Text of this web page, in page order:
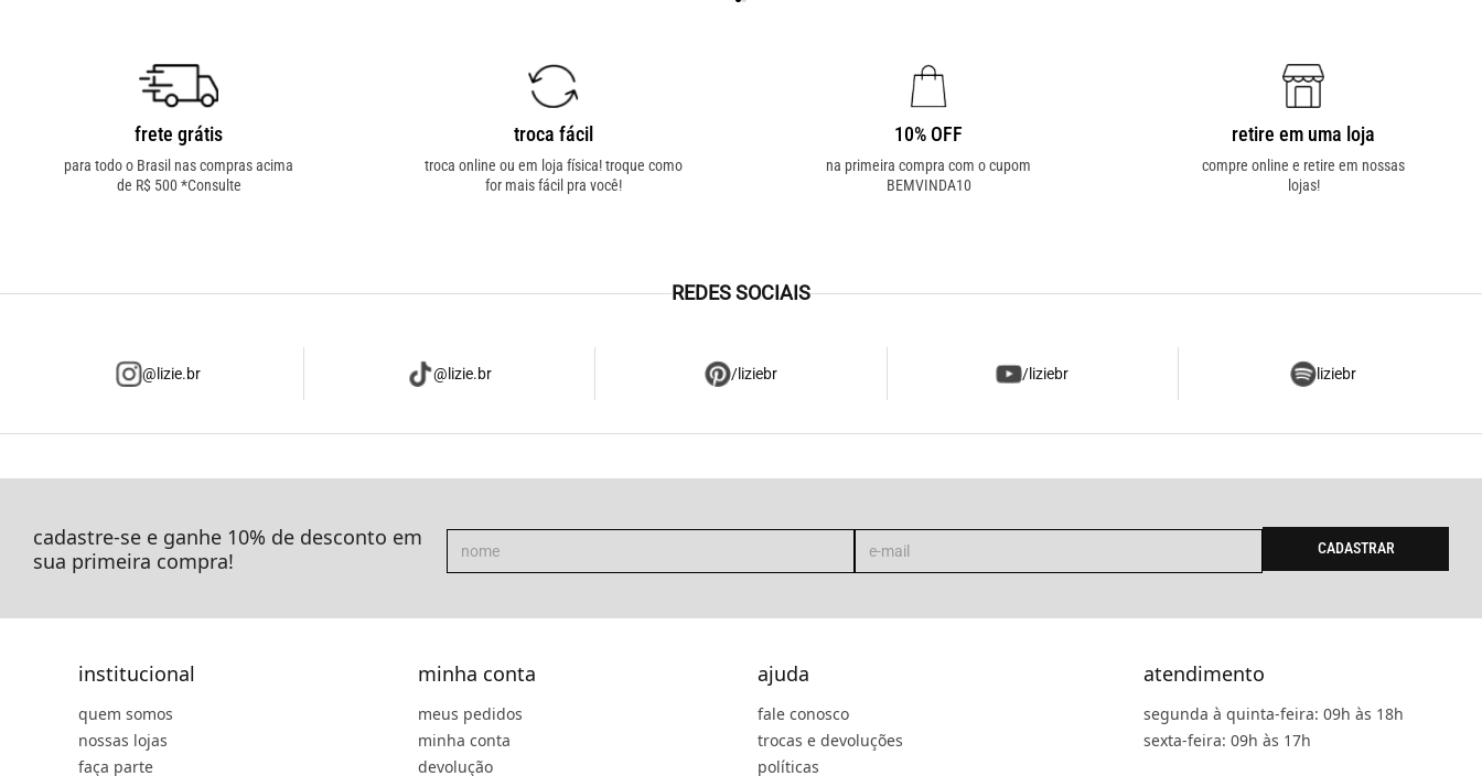
frete grátis
para todo o Brasil nas compras acima
de R$ 500 *Consulte
troca fácil
troca online ou em loja física! troque como
for mais fácil pra você!
10% OFF
na primeira compra com o cupom
BEMVINDA10
retire em uma loja
compre online e retire em nossas
lojas!
REDES SOCIAIS
@lizie.br @lizie.br /liziebr /liziebr liziebr
cadastre-se e ganhe 10% de desconto em
sua primeira compra!
CADASTRAR
institucional
quem somos
nossas lojas
faça parte
minha conta
meus pedidos
minha conta
devolução
ajuda
fale conosco
trocas e devoluções
políticas
atendimento
segunda à quinta-feira: 09h às 18h
sexta-feira: 09h às 17h